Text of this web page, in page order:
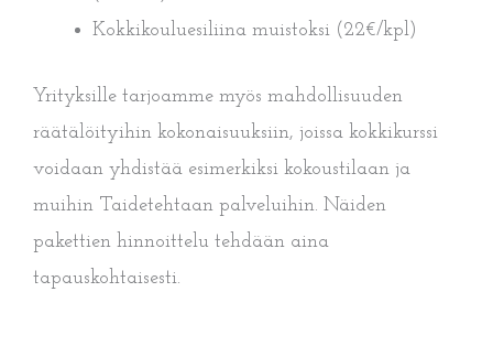
Kokkikouluesiliina muistoksi (22€/kpl)
Yrityksille tarjoamme myös mahdollisuuden
räätälöityihin kokonaisuuksiin, joissa kokkikurssi
voidaan yhdistää esimerkiksi kokoustilaan ja
muihin Taidetehtaan palveluihin. Näiden
pakettien hinnoittelu tehdään aina
tapauskohtaisesti.